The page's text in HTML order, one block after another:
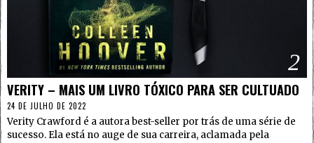
2
VERITY – MAIS UM LIVRO TÓXICO PARA SER CULTUADO
24 DE JULHO DE 2022
Verity Crawford é a autora best-seller por trás de uma série de
sucesso. Ela está no auge de sua carreira, aclamada pela